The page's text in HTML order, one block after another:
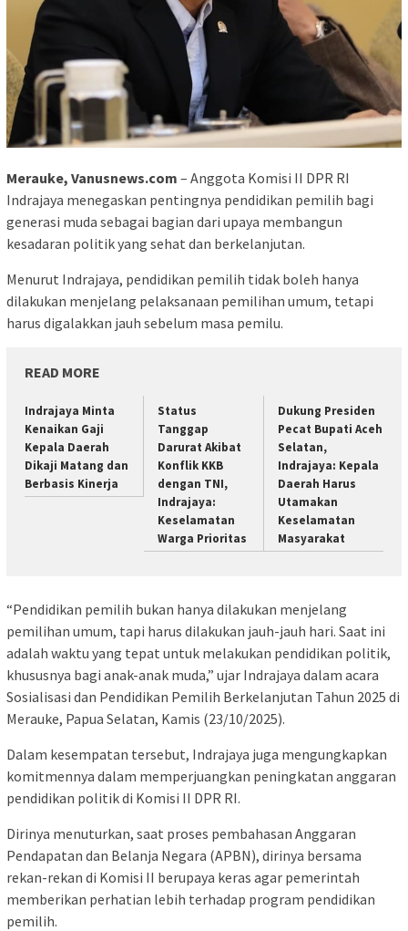
Merauke, Vanusnews.com – Anggota Komisi II DPR RI
Indrajaya menegaskan pentingnya pendidikan pemilih bagi
generasi muda sebagai bagian dari upaya membangun
kesadaran politik yang sehat dan berkelanjutan.
Menurut Indrajaya, pendidikan pemilih tidak boleh hanya
dilakukan menjelang pelaksanaan pemilihan umum, tetapi
harus digalakkan jauh sebelum masa pemilu.
READ MORE
Indrajaya Minta
Kenaikan Gaji
Kepala Daerah
Dikaji Matang dan
Berbasis Kinerja
Status
Tanggap
Darurat Akibat
Konflik KKB
dengan TNI,
Indrajaya:
Keselamatan
Warga Prioritas
Dukung Presiden
Pecat Bupati Aceh
Selatan,
Indrajaya: Kepala
Daerah Harus
Utamakan
Keselamatan
Masyarakat
“Pendidikan pemilih bukan hanya dilakukan menjelang
pemilihan umum, tapi harus dilakukan jauh-jauh hari. Saat ini
adalah waktu yang tepat untuk melakukan pendidikan politik,
khususnya bagi anak-anak muda,” ujar Indrajaya dalam acara
Sosialisasi dan Pendidikan Pemilih Berkelanjutan Tahun 2025 di
Merauke, Papua Selatan, Kamis (23/10/2025).
Dalam kesempatan tersebut, Indrajaya juga mengungkapkan
komitmennya dalam memperjuangkan peningkatan anggaran
pendidikan politik di Komisi II DPR RI.
Dirinya menuturkan, saat proses pembahasan Anggaran
Pendapatan dan Belanja Negara (APBN), dirinya bersama
rekan-rekan di Komisi II berupaya keras agar pemerintah
memberikan perhatian lebih terhadap program pendidikan
pemilih.